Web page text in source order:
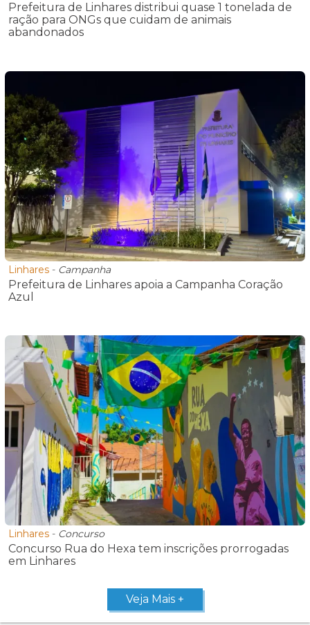
Prefeitura de Linhares distribui quase 1 tonelada de
ração para ONGs que cuidam de animais
abandonados
Linhares - Campanha
Prefeitura de Linhares apoia a Campanha Coração
Azul
Linhares - Concurso
Concurso Rua do Hexa tem inscrições prorrogadas
em Linhares
Veja Mais +